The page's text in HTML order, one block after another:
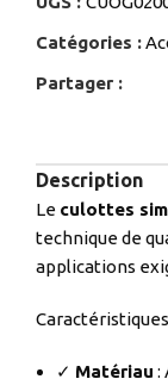
Catégories :
Partager :
Description
Le culottes
technique de
applications
✓ Matériau :